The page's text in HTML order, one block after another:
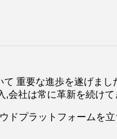
重要な進歩を遂げま
,会社は常に革新を続けて
ドプラットフォームを